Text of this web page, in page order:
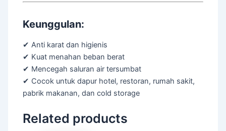
Keunggulan:
✔ Anti karat dan higienis
✔ Kuat menahan beban berat
✔ Mencegah saluran air tersumbat
✔ Cocok untuk dapur hotel, restoran, rumah sakit,
pabrik makanan, dan cold storage
Related products